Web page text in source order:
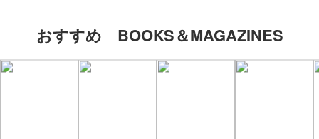
おすすめ BOOKS＆MAGAZINES